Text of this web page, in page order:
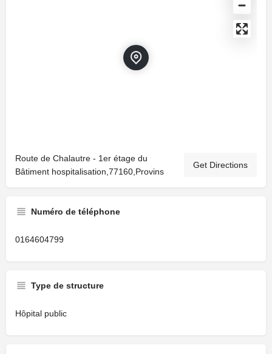
Route de Chalautre - 1er étage du
Bâtiment hospitalisation,77160,Provins
Get Directions
Numéro de téléphone
0164604799
Type de structure
Hôpital public